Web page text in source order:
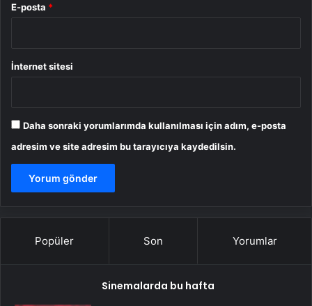
E-posta *
İnternet sitesi
Daha sonraki yorumlarımda kullanılması için adım, e-posta
adresim ve site adresim bu tarayıcıya kaydedilsin.
Popüler Son Yorumlar
Sinemalarda bu hafta